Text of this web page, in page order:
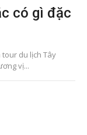
có gì đặc
du lịch Tây
vị...